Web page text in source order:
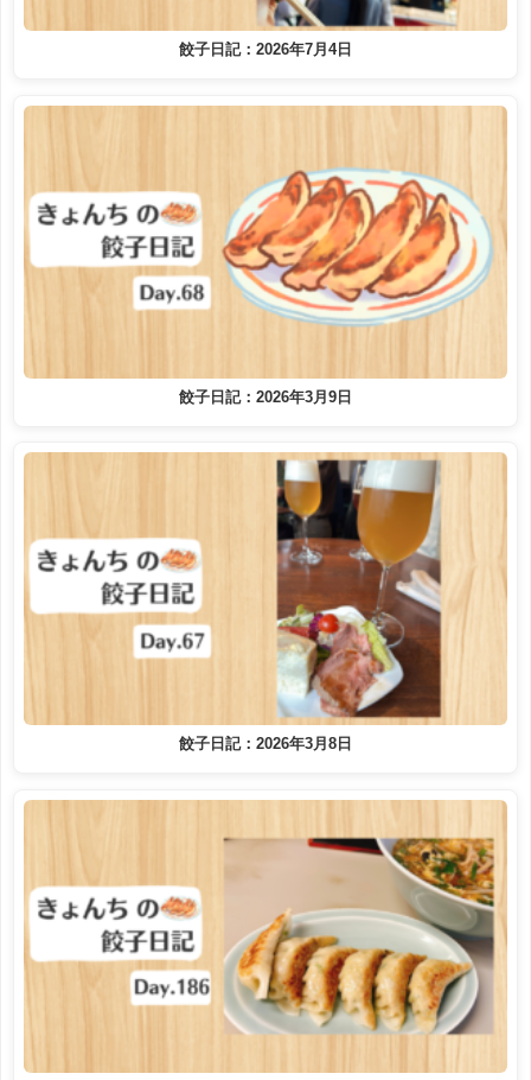
餃子日記：2026年7月4日
餃子日記：2026年3月9日
餃子日記：2026年3月8日